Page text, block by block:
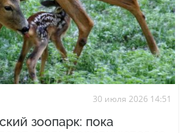
30 июля 2026 14:51
зоопарк: пока